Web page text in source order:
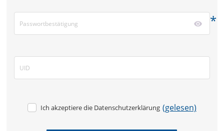
*
Ich akzeptiere die Datenschutzerklärung (gelesen)